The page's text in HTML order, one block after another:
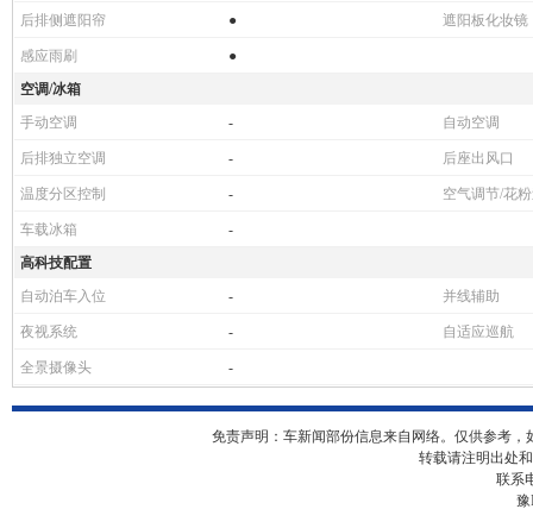
后排侧遮阳帘 ● 遮阳板化妆镜
感应雨刷
●
空调/冰箱
手动空调
- 自动空调
后排独立空调 - 后座出风口
温度分区控制 - 空气调节/花
车载冰箱
-
高科技配置
自动泊车入位
- 并线辅助
夜视系统 - 自适应巡航
全景摄像头 -
免责声明：车新闻部份信息来自网络。仅供参考
转载请注明出处
联系
豫